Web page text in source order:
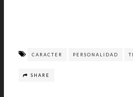
CARACTER PERSONALIDAD
SHARE